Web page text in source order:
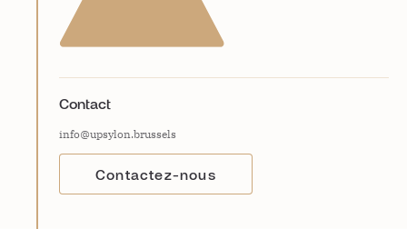
Contact
info@upsylon.brussels
Contactez-nous